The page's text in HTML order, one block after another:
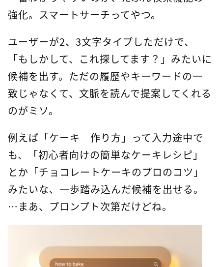
強化。スマートサーチってやつ。
ユーザーが2、3文字タイプしただけで、
「もしかして、これ探してます？」みたいに
候補を出す。ただの履歴やキーワードの一
致じゃなくて、文脈を読んで提案してくれる
のがミソ。
例えば「ケーキ 作り方」って入力途中で
も、「初心者向けの簡単なケーキレシピ」
とか「チョコレートケーキのプロのコツ」
みたいな、一歩踏み込んだ候補を出せる。
…まあ、プロンプト次第だけどね。